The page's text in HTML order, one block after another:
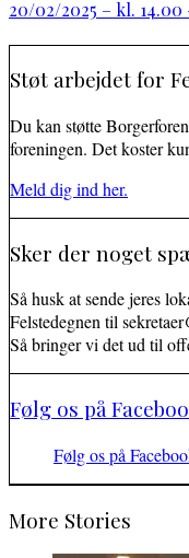
20/02/2025 – kl. 14.00
Støt arbejdet for
Du kan støtte
foreningen. Det koster
Meld dig ind her.
Sker der noget
Så husk at sende jeres
Felstedegnen til
Så bringer vi det ud til
Følg os på
Følg os på
More Stories